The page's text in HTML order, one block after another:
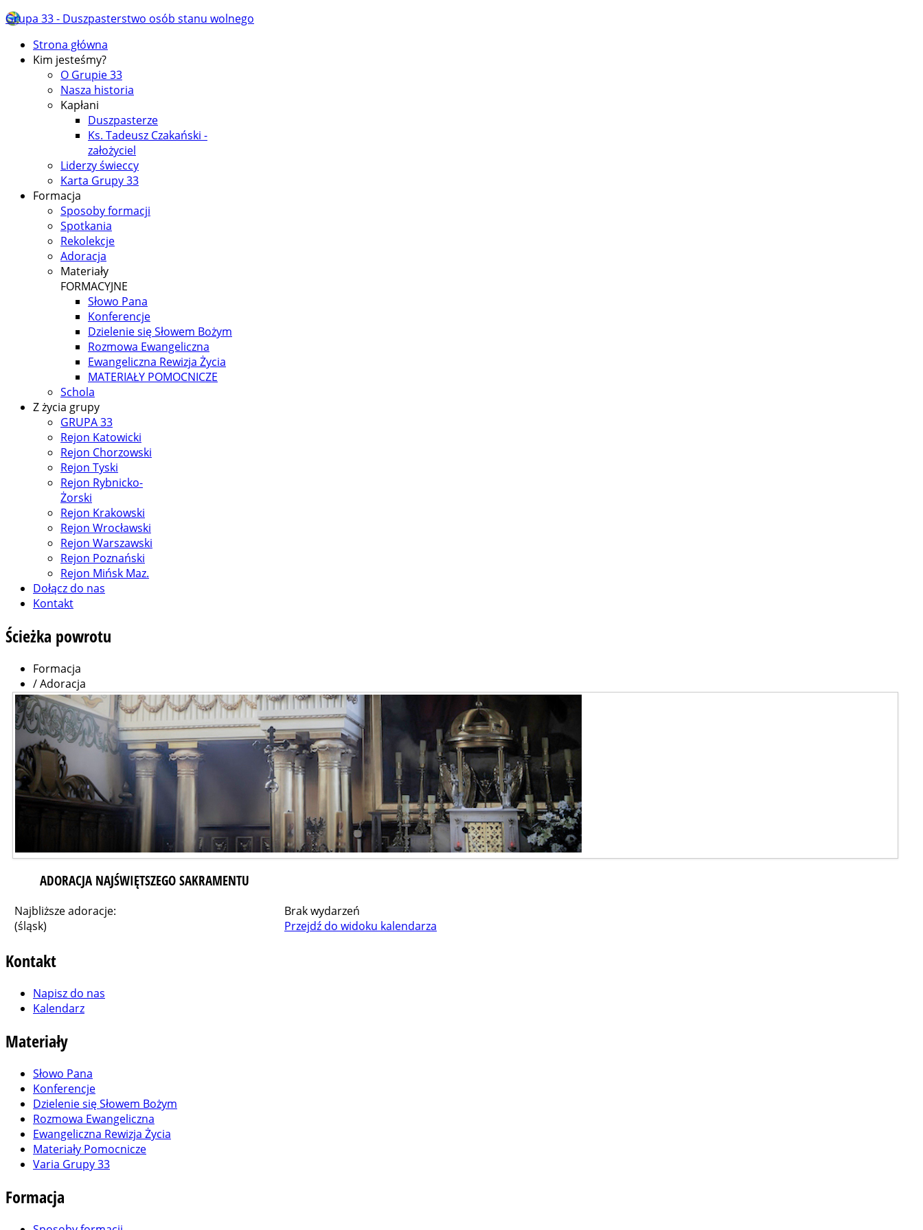
Grupa 33 - Duszpasterstwo osób stanu wolnego
Strona główna
Kim jesteśmy?
O Grupie 33
Nasza historia
Kapłani
Duszpasterze
Ks. Tadeusz Czakański -
założyciel
Liderzy świeccy
Karta Grupy 33
Formacja
Sposoby formacji
Spotkania
Rekolekcje
Adoracja
Materiały
FORMACYJNE
Słowo Pana
Konferencje
Dzielenie się Słowem Bożym
Rozmowa Ewangeliczna
Ewangeliczna Rewizja Życia
MATERIAŁY POMOCNICZE
Schola
Z życia grupy
GRUPA 33
Rejon Katowicki
Rejon Chorzowski
Rejon Tyski
Rejon Rybnicko-
Żorski
Rejon Krakowski
Rejon Wrocławski
Rejon Warszawski
Rejon Poznański
Rejon Mińsk Maz.
Dołącz do nas
Kontakt
Ścieżka powrotu
Formacja
/Adoracja
ADORACJA NAJŚWIĘTSZEGO SAKRAMENTU
Najbliższe adoracje:
(śląsk)
Brak wydarzeń
Przejdź do widoku kalendarza
Kontakt
Napisz do nas
Kalendarz
Materiały
Słowo Pana
Konferencje
Dzielenie się Słowem Bożym
Rozmowa Ewangeliczna
Ewangeliczna Rewizja Życia
Materiały Pomocnicze
Varia Grupy 33
Formacja